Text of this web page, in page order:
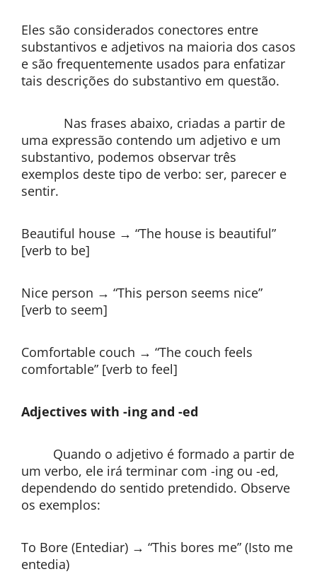
Eles são considerados conectores entre
substantivos e adjetivos na maioria dos casos
e são frequentemente usados para enfatizar
tais descrições do substantivo em questão.
Nas frases abaixo, criadas a partir de
uma expressão contendo um adjetivo e um
substantivo, podemos observar três
exemplos deste tipo de verbo: ser, parecer e
sentir.
Beautiful house → “The house is beautiful”
[verb to be]
Nice person → “This person seems nice”
[verb to seem]
Comfortable couch → “The couch feels
comfortable” [verb to feel]
Adjectives with -ing and -ed
Quando o adjetivo é formado a partir de
um verbo, ele irá terminar com -ing ou -ed,
dependendo do sentido pretendido. Observe
os exemplos:
To Bore (Entediar) → “This bores me” (Isto me
entedia)